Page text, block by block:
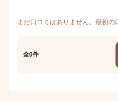
まだ口コミはありません。最初
全0件